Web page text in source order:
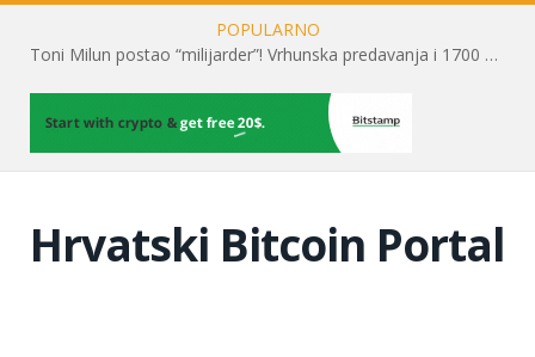
POPULARNO
Toni Milun postao “milijarder”! Vrhunska predavanja i 1700 posjetitelja obilježili su mjesec financijske pismenosti
Hrvatski Bitcoin Portal